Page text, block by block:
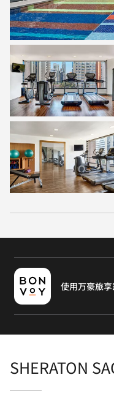
使用万豪旅
SHERATON